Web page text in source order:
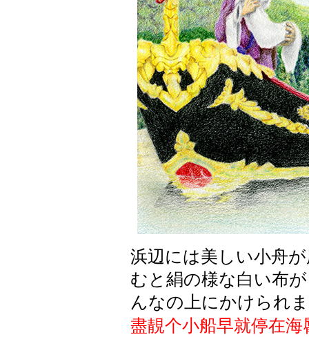
浜辺には美しい小舟
むと絹の様な白い布
んなの上にかけられ
盡靚个小船早就停在